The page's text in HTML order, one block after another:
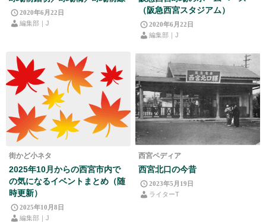
2020年6月22日
編集部｜J
（阪急西宮スタジアム）
2020年6月22日
編集部｜J
街かど小ネタ
2025年10月からの西宮市内で
の気になるイベントまとめ（随
時更新）
2025年10月8日
編集部｜J
西宮ペディア
西宮北口の今昔
2023年5月19日
ライターT